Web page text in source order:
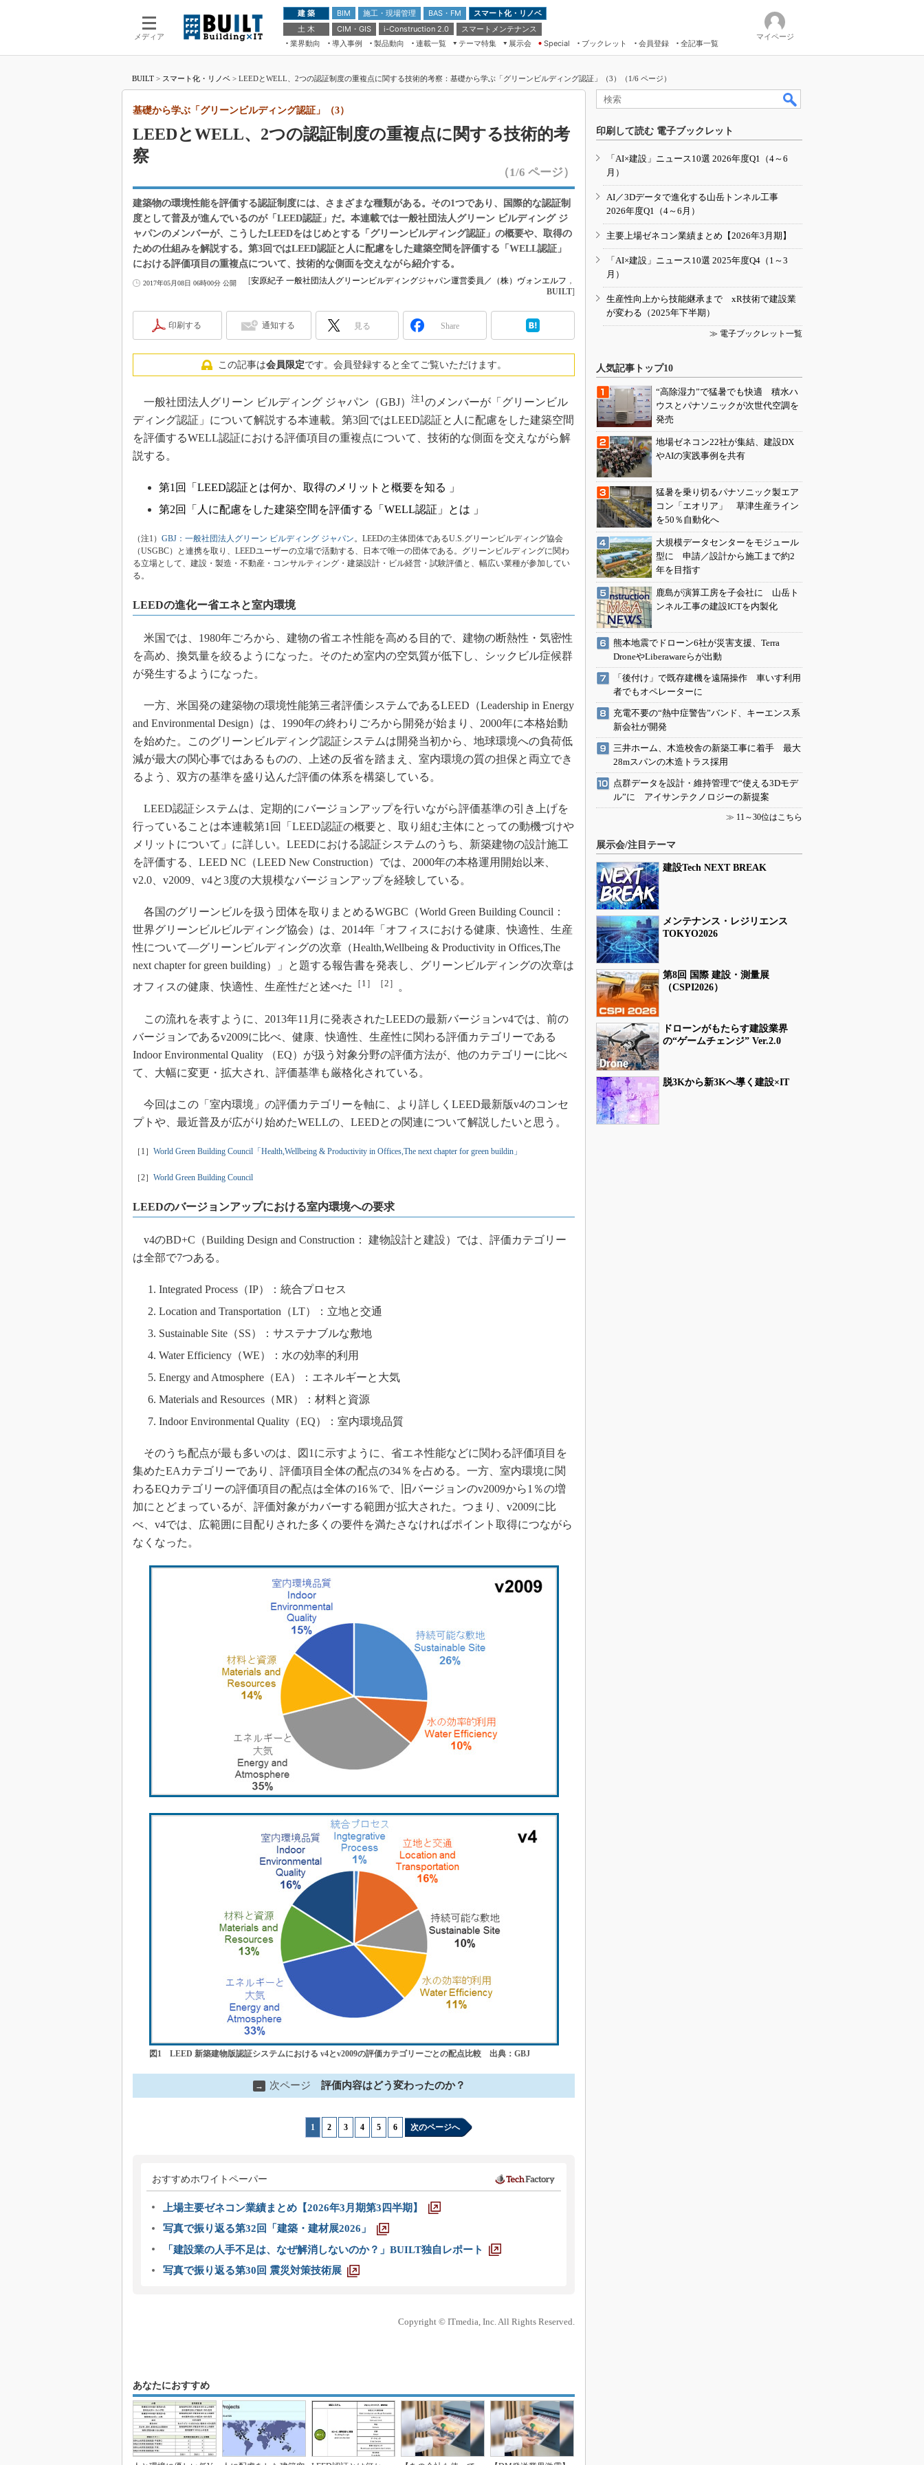
メディア
建 築 BIM 施工・現場管理 BAS・FM
スマート化・リノベ
土 木
CIM・GIS i-Construction 2.0
スマートメンテナンス
業界動向
導入事例 製品動向 連載一覧
テーマ特集
ドローンがもたらす建設業界の“ゲー
ムチェンジ” Ver.2.0
脱3Kから新3Kへ導く建設×IT
“Society5.0”時代のスマートビル
展示会
第8回 国際 建設・測量展
築・土木・不動産の先端技術展－
2020
日本 ものづくりワールド 2020
メンテナンス・レジリエンスTOKYO
2019
IGAS2018
Special ブックレット 会員登録 全記事一覧
マイページ
BUILT > スマート化・リノベ > LEEDとWELL、2つの認証制度の重複点に関する技術的考察：基礎から学ぶ「グリーンビルディング認証」（3）（1/6 ページ）
LEEDとWELL、2つの認証制度の重複点に関する技術的考
察
基礎から学ぶ「グリーンビルディング認証」（3）
（1/6 ページ）
建築物の環境性能を評価する認証制度には、さまざまな種類がある。その1つであり、国際的な認証制
度として普及が進んでいるのが「LEED認証」だ。本連載では一般社団法人グリーン ビルディング ジ
ャパンのメンバーが、こうしたLEEDをはじめとする「グリーンビルディング認証」の概要や、取得の
ための仕組みを解説する。第3回ではLEED認証と人に配慮をした建築空間を評価する「WELL認証」
における評価項目の重複点について、技術的な側面を交えながら紹介する。
2017年05月08日 06時00分 公開 [安原紀子 一般社団法人グリーンビルディングジャパン運営委員／（株）ヴォンエルフ ，
BUILT]
印刷する 通知する 見る Share
この記事は会員限定です。会員登録すると全てご覧いただけます。
一般社団法人グリーン ビルディング ジャパン（GBJ） 注1のメンバーが「グリーンビル
ディング認証」について解説する本連載。第3回ではLEED認証と人に配慮をした建築空間
を評価するWELL認証における評価項目の重複点について、技術的な側面を交えながら解
説する。
第1回「LEED認証とは何か、取得のメリットと概要を知る 」
第2回「人に配慮をした建築空間を評価する「WELL認証」とは 」
（注1） GBJ：一般社団法人グリーン ビルディング ジャパン。LEEDの主体団体であるU.S.グリーンビルディング協会
（USGBC）と連携を取り、LEEDユーザーの立場で活動する、日本で唯一の団体である。グリーンビルディングに関わ
る立場として、建設・製造・不動産・コンサルティング・建築設計・ビル経営・試験評価と、幅広い業種が参加してい
る。
LEEDの進化ー省エネと室内環境
米国では、1980年ごろから、建物の省エネ性能を高める目的で、建物の断熱性・気密性
を高め、換気量を絞るようになった。そのため室内の空気質が低下し、シックビル症候群
が発生するようになった。
一方、米国発の建築物の環境性能第三者評価システムであるLEED（Leadership in Energy
and Environmental Design）は、1990年の終わりごろから開発が始まり、2000年に本格始動
を始めた。このグリーンビルディング認証システムは開発当初から、地球環境への負荷低
減が最大の関心事ではあるものの、上述の反省を踏まえ、室内環境の質の担保と両立でき
るよう、双方の基準を盛り込んだ評価の体系を構築している。
LEED認証システムは、定期的にバージョンアップを行いながら評価基準の引き上げを
行っていることは本連載第1回「LEED認証の概要と、取り組む主体にとっての動機づけや
メリットについて」に詳しい。LEEDにおける認証システムのうち、新築建物の設計施工
を評価する、LEED NC（LEED New Construction）では、2000年の本格運用開始以来、
v2.0、v2009、v4と3度の大規模なバージョンアップを経験している。
各国のグリーンビルを扱う団体を取りまとめるWGBC（World Green Building Council：
世界グリーンビルビルディング協会）は、2014年「オフィスにおける健康、快適性、生産
性について―グリーンビルディングの次章（Health,Wellbeing & Productivity in Offices,The
next chapter for green building）」と題する報告書を発表し、グリーンビルディングの次章は
オフィスの健康、快適性、生産性だと述べた
［1］［2］ 。
この流れを表すように、2013年11月に発表されたLEEDの最新バージョンv4では、前の
バージョンであるv2009に比べ、健康、快適性、生産性に関わる評価カテゴリーである
Indoor Environmental Quality （EQ）が扱う対象分野の評価方法が、他のカテゴリーに比べ
て、大幅に変更・拡大され、評価基準も厳格化されている。
今回はこの「室内環境」の評価カテゴリーを軸に、より詳しくLEED最新版v4のコンセ
プトや、最近普及が広がり始めたWELLの、LEEDとの関連について解説したいと思う。
［1］ World Green Building Council「Health,Wellbeing & Productivity in Offices,The next chapter for green buildin」
［2］ World Green Building Council
LEEDのバージョンアップにおける室内環境への要求
v4のBD+C（Building Design and Construction： 建物設計と建設）では、評価カテゴリー
は全部で7つある。
Integrated Process（IP）：統合プロセス
Location and Transportation（LT）：立地と交通
Sustainable Site（SS）：サステナブルな敷地
Water Efficiency（WE）：水の効率的利用
Energy and Atmosphere（EA）：エネルギーと大気
Materials and Resources（MR）：材料と資源
Indoor Environmental Quality（EQ）：室内環境品質
そのうち配点が最も多いのは、図1に示すように、省エネ性能などに関わる評価項目を
集めたEAカテゴリーであり、評価項目全体の配点の34％を占める。一方、室内環境に関
わるEQカテゴリーの評価項目の配点は全体の16％で、旧バージョンのv2009から1％の増
加にとどまっているが、評価対象がカバーする範囲が拡大された。つまり、v2009に比
べ、v4では、広範囲に目配りされた多くの要件を満たさなければポイント取得につながら
なくなった。
図1 LEED 新築建物版認証システムにおける v4とv2009の評価カテゴリーごとの配点比較 出典：GBJ
→ 次ページ 評価内容はどう変わったのか？
1 2 3 4 5 6 次のページへ
おすすめホワイトペーパー
上場主要ゼネコン業績まとめ【2026年3月期第3四半期】
写真で振り返る第32回「建築・建材展2026」
「建設業の人手不足は、なぜ解消しないのか？」BUILT独自レポート
写真で振り返る第30回 震災対策技術展
Copyright © ITmedia, Inc. All Rights Reserved.
あなたにおすすめ
印刷して読む 電子ブックレット
「AI×建設」ニュース10選 2026年度Q1（4～6
月）
AI／3Dデータで進化する山岳トンネル工事
2026年度Q1（4～6月）
主要上場ゼネコン業績まとめ【2026年3月期】
「AI×建設」ニュース10選 2025年度Q4（1～3
月）
生産性向上から技能継承まで xR技術で建設業
が変わる（2025年下半期）
≫ 電子ブックレット一覧
人気記事トップ10
“高除湿力”で猛暑でも快適 積水ハ
ウスとパナソニックが次世代空調を
発売
地場ゼネコン22社が集結、建設DX
やAIの実践事例を共有
猛暑を乗り切るパナソニック製エア
コン「エオリア」 草津生産ライン
を50％自動化へ
大規模データセンターをモジュール
型に 申請／設計から施工まで約2
年を目指す
鹿島が演算工房を子会社に 山岳ト
ンネル工事の建設ICTを内製化
熊本地震でドローン6社が災害支援、Terra
DroneやLiberawareらが出動
「後付け」で既存建機を遠隔操作 車いす利用
者でもオペレーターに
充電不要の“熱中症警告”バンド、キーエンス系
新会社が開発
三井ホーム、木造校舎の新築工事に着手 最大
28mスパンの木造トラス採用
点群データを設計・維持管理で“使える3Dモデ
ル”に アイサンテクノロジーの新提案
≫ 11～30位はこちら
展示会/注目テーマ
建設Tech NEXT BREAK
メンテナンス・レジリエンス
TOKYO2026
第8回 国際 建設・測量展
（CSPI2026）
ドローンがもたらす建設業界
の“ゲームチェンジ” Ver.2.0
脱3Kから新3Kへ導く建設×IT